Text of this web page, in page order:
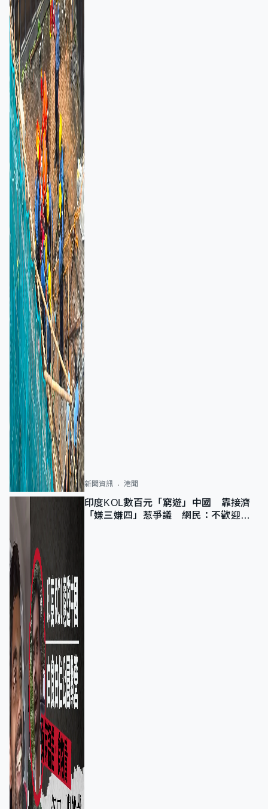
新聞資訊 港聞
印度KOL數百元「窮遊」中國 靠接濟
「嫌三嫌四」惹爭議 網民：不歡迎劣